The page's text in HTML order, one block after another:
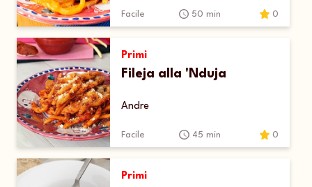
Facile 50 min 0
Primi
Fileja alla 'Nduja
Andre
Facile 45 min 0
Primi